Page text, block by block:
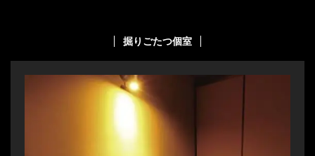
掘りごたつ個室